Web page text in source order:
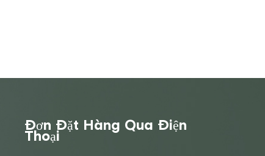
Đơn Đặt Hàng Qua Điện
Thoại